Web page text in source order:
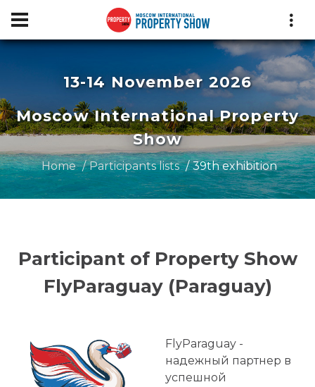
13-14 November 2026
Moscow International Property
Show
Home Participants lists 39th exhibition
Participant of Property Show
FlyParaguay (Paraguay)
FlyParaguay -
надежный партнер в
успешной